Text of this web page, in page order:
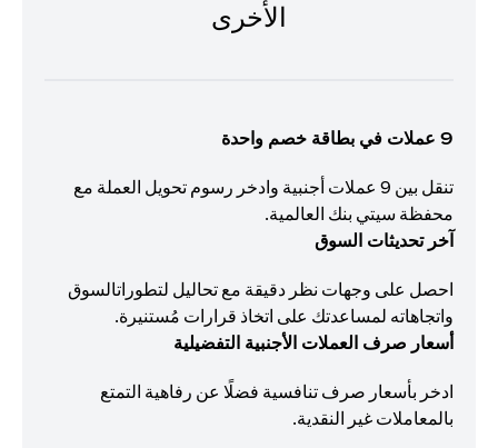
الأخرى
9 عملات في بطاقة خصم واحدة
تنقل بين 9 عملات أجنبية وادخر رسوم تحويل العملة مع
محفظة سيتي بنك العالمية.
آخر تحديثات السوق
احصل على وجهات نظر دقيقة مع تحاليل لتطوراتالسوق
واتجاهاته لمساعدتك على اتخاذ قرارات مُستنيرة.
أسعار صرف العملات الأجنبية التفضيلية
ادخر بأسعار صرف تنافسية فضلًا عن رفاهية التمتع
بالمعاملات غير النقدية.